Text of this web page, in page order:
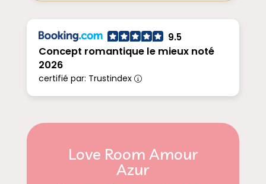
9.5
Concept romantique le mieux noté
2026
certifié par: Trustindex
Love Room Amour
Azur